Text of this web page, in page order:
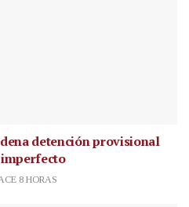
detención provisional
8 HORAS